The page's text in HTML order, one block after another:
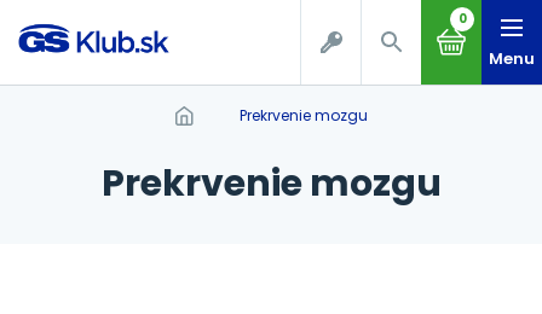
0
Menu
prekrvenie mozgu
prekrvenie mozgu